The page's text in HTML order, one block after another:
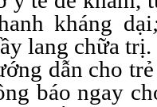
kháng dại
lang chữa trị.
dẫn cho
báo ngay